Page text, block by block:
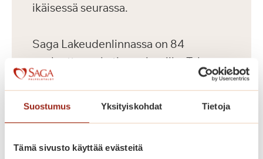
Suostumus Yksityiskohdat Tietoja
Tämä sivusto käyttää evästeitä
ikäisessä seurassa.
Saga Lakeudenlinnassa on 84
vuokrattavaa kotia senioreille. Talossa
toimii lisäksi 31-paikkainen ryhmäkoti.
senioriasunnot ovat valoisia,
esteettömiä. Meillä asut omassa